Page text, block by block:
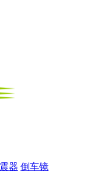
器 倒车镜